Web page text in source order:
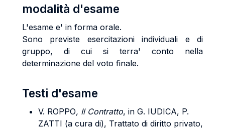
modalità d'esame
L'esame e' in forma orale.
Sono previste esercitazioni individuali e di
gruppo, di cui si terra' conto nella
determinazione del voto finale.
Testi d'esame
V. ROPPO, Il Contratto, in G. IUDICA, P.
ZATTI (a cura di), Trattato di diritto privato,